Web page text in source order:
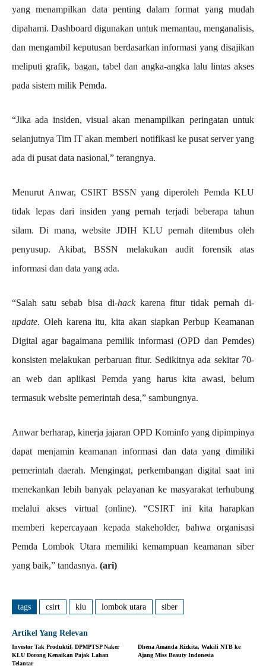
yang menampilkan data penting dalam format yang mudah
dipahami. Dashboard digunakan untuk memantau, menganalisis,
dan mengambil keputusan berdasarkan informasi yang disajikan
meliputi grafik, bagan, tabel dan angka-angka lalu lintas akses
pada sistem milik Pemda.
“Jika ada insiden, visual akan menampilkan peringatan untuk
selanjutnya Tim IT akan memberi notifikasi ke pusat server yang
ada di pusat data nasional,” terangnya.
Menurut Anwar, CSIRT BSSN yang diperoleh Pemda KLU
tidak lepas dari insiden yang pernah terjadi beberapa tahun
silam. Di mana, website JDIH KLU pernah ditembus oleh
penyusup. Akibat, BSSN melakukan audit forensik atas
informasi dan data yang ada.
“Salah satu sebab bisa di-hackkarena fitur tidak pernah di-
update. Oleh karena itu, kita akan siapkan Perbup Keamanan
Digital agar bagaimana pemilik informasi (OPD dan Pemdes)
konsisten melakukan perbaruan fitur. Sedikitnya ada sekitar 70-
an web dan aplikasi Pemda yang harus kita awasi, belum
termasuk website pemerintah desa,” sambungnya.
Anwar berharap, kinerja jajaran OPD Kominfo yang dipimpinya
dapat menjamin keamanan informasi dan data yang dimiliki
pemerintah daerah. Mengingat, perkembangan digital saat ini
menekankan lebih banyak pelayanan ke masyarakat terhubung
melalui akses virtual (online). “CSIRT ini kita harapkan
memberi kepercayaan kepada stakeholder, bahwa organisasi
Pemda Lombok Utara memiliki kemampuan keamanan siber
yang baik,” tandasnya. (ari)
tags csirt klu lombok utara siber
Artikel Yang Relevan
Investor Tak Produktif, DPMPTSP Naker
KLU Dorong Kenaikan Pajak Lahan
Telantar
Dhena Amanda Rizkita, Wakili NTB ke
Ajang Miss Beauty Indonesia